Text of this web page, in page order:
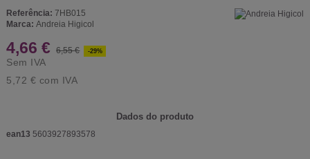
Referência: 7HB015
Marca: Andreia Higicol
4,66 € 6,55 € -29%
Sem IVA
5,72 € com IVA
Dados do produto
ean13 5603927893578